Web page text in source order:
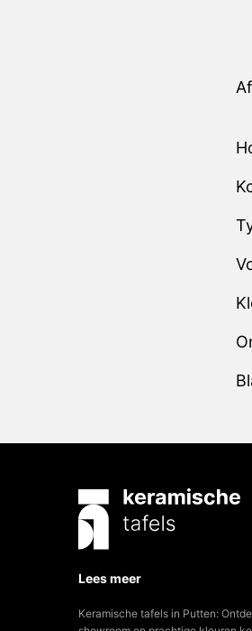
Lees meer
Keramische tafels in Putten: